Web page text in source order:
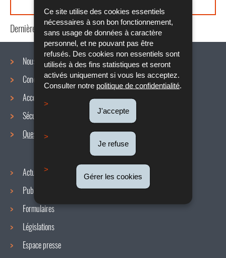
Ce site utilise des cookies essentiels
nécessaires à son bon fonctionnement,
sans usage de données à caractère
personnel, et ne pouvant pas être
refusés. Des cookies non essentiels sont
utilisés à des fins statistiques et seront
activés uniquement si vous les acceptez.
Consulter notre politique de confidentialité
J'accepte
Je refuse
Gérer les cookies
Dernière mise à jour21/07/2020
Menu
de
navigation
Nous connaître
Conditions de travail
Accords collectifs
Sécurité / Santé au travail
Questions / réponses
Actualités
Publications
Formulaires
Législations
Espace presse